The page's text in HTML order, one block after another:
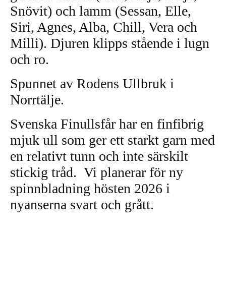
Snövit) och lamm (Sessan, Elle,
Siri, Agnes, Alba, Chill, Vera och
Milli). Djuren klipps stående i lugn
och ro.
Spunnet av Rodens Ullbruk i
Norrtälje.
Svenska Finullsfår har en finfibrig
mjuk ull som ger ett starkt garn med
en relativt tunn och inte särskilt
stickig tråd. Vi planerar för ny
spinnbladning hösten 2026 i
nyanserna svart och grått.